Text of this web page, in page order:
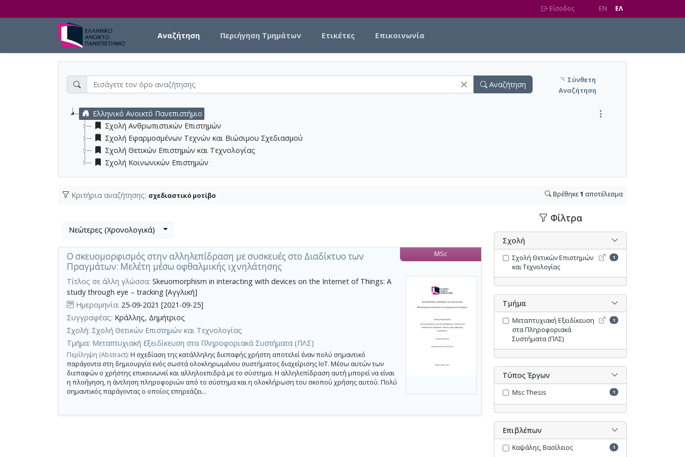
Είσοδος EN EΛ
Αναζήτηση Περιήγηση Τμημάτων Ετικέτες Επικοινωνία
Αναζήτηση
Σύνθετη
Αναζήτηση
Ελληνικό Ανοικτό Πανεπιστήμιο
Σχολή Ανθρωπιστικών Επιστημών
Σχολή Εφαρμοσμένων Τεχνών και Βιώσιμου Σχεδιασμού
Σχολή Θετικών Επιστημών και Τεχνολογίας
Σχολή Κοινωνικών Επιστημών
Κριτήρια αναζήτησης: σχεδιαστικό μοτίβο Βρέθηκε1 αποτέλεσμα
Βρέθηκε
αποτέλεσμα
,
σύνολο
σελίδων
1.
Εφαρμοζόμενα
κριτήρια
αναζήτησης:
σχεδιαστικό
μοτίβο
Ακύρωση
των
κριτηρίων
αναζήτησης
Περιορισμός
με
Λίστα
τα
αποτελέσματα
αναζήτησης:
Νεώτερες (Χρονολογικά)
Ο σκευομορφισμός στην αλληλεπίδραση με συσκευές στο Διαδίκτυο των
Πραγμάτων: Μελέτη μέσω οφθαλμικής ιχνηλάτησης
MSc
Τίτλος σε άλλη γλώσσα: Skeuomorphism in interacting with devices on the Internet of Things: A
study through eye – tracking [Αγγλική]
Ημερομηνία: 25-09-2021 [2021-09-25]
Συγγραφέας: Κράλλης, Δημήτριος
Σχολή: Σχολή Θετικών Επιστημών και Τεχνολογίας
Τμήμα: Μεταπτυχιακή Εξειδίκευση στα Πληροφοριακά Συστήματα (ΠΛΣ)
Περίληψη (Abstract): Η σχεδίαση της κατάλληλης διεπαφής χρήστη αποτελεί έναν πολύ σημαντικό
παράγοντα στη δημιουργία ενός σωστά ολοκληρωμένου συστήματος διαχείρισης ΙοΤ. Μέσω αυτών των
διεπαφών ο χρήστης επικοινωνεί και αλληλοεπιδρά με το σύστημα. Η αλληλεπίδραση αυτή μπορεί να είναι
η πλοήγηση, η άντληση πληροφοριών από το σύστημα και η ολοκλήρωση του σκοπού χρήσης αυτού. Πολύ
σημαντικός παράγοντας ο οποίος επηρεάζει...
Φίλτρα
Σχολή
Σχολή Θετικών Επιστημών
και Τεχνολογίας
Σχολή Θετικών
1
Τμήμα
Μεταπτυχιακή Εξειδίκευση
στα Πληροφοριακά
Συστήματα (ΠΛΣ)
Μεταπτυχιακή
1
Τύπος Έργων
Msc Thesis 1
Επιβλέπων
Καψάλης, Βασίλειος 1